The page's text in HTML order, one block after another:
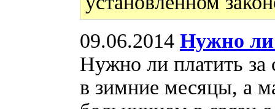
09.06.2014 Нужно ли
Нужно ли платить за
в зимние месяцы, а